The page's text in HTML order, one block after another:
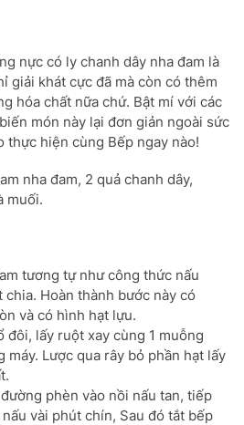
nực có ly chanh dây nha đam là
giải khát cực đã mà còn có thêm
hóa chất nữa chứ. Bật mí với các
món này lại đơn giản ngoài sức
thực hiện cùng Bếp ngay nào!
nha đam, 2 quả chanh dây,
muối.
tương tự như công thức nấu
Hoàn thành bước này có
và có hình hạt lựu.
đôi, lấy ruột xay cùng 1 muỗng
máy. Lược qua rây bỏ phần hạt lấy
phèn vào nồi nấu tan, tiếp
vài phút chín, Sau đó tắt bếp